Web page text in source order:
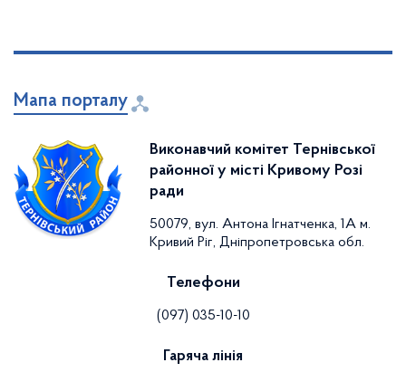
Мапа порталу
Виконавчий комітет Тернівської
районної у місті Кривому Розі
ради
50079, вул. Антона Ігнатченка, 1А м.
Кривий Ріг, Дніпропетровська обл.
Телефони
(097) 035-10-10
Гаряча лінія